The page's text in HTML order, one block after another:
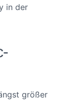
in der
größer